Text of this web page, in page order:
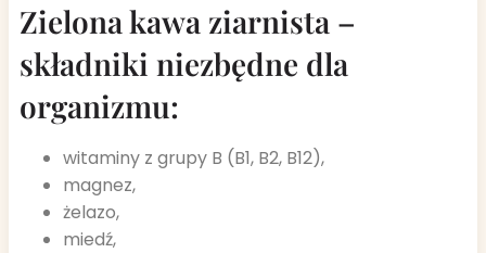
Zielona kawa ziarnista –
składniki niezbędne dla
organizmu:
witaminy z grupy B (B1, B2, B12),
magnez,
żelazo,
miedź,